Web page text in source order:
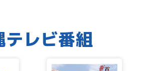
テレビ番組